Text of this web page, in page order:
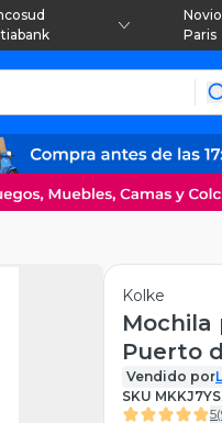
Paris
Kolke
Mochila
Puerto
Cierre
Vendido por
SKU
5(